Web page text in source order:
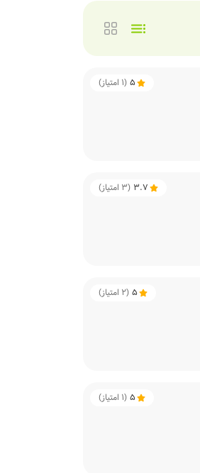
5
(
1 امتیاز)
3.7
(
3 امتیاز)
5
(
2 امتیاز)
5
(
1 امتیاز)